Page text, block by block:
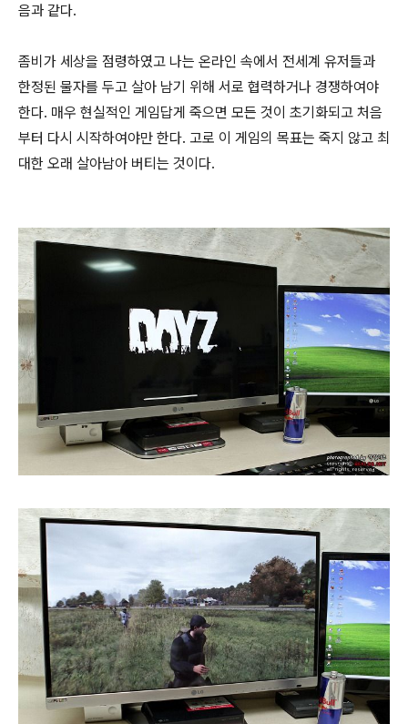
음과 같다.
좀비가 세상을 점령하였고 나는 온라인 속에서 전세계 유저들과
한정된 물자를 두고 살아 남기 위해 서로 협력하거나 경쟁하여야
한다. 매우 현실적인 게임답게 죽으면 모든 것이 초기화되고 처음
부터 다시 시작하여야만 한다. 고로 이 게임의 목표는 죽지 않고 최
대한 오래 살아남아 버티는 것이다.